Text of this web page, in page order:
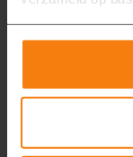
5.
Een gewoon
De badrand is
biedt hiervoor